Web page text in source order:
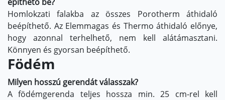
Homlokzati falakba az összes Porotherm áthidaló
beépíthető. Az Elemmagas és Thermo áthidaló előnye,
hogy azonnal terhelhető, nem kell alátámasztani.
Könnyen és gyorsan beépíthető.
Födém
Milyen hosszú gerendát válasszak?
A födémgerenda teljes hossza min. 25 cm-rel kell